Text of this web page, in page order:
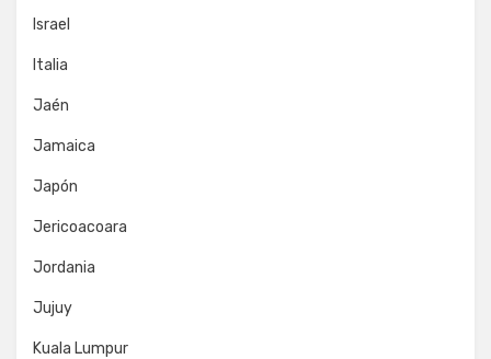
Israel
Italia
Jaén
Jamaica
Japón
Jericoacoara
Jordania
Jujuy
Kuala Lumpur